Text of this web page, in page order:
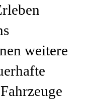
weitere